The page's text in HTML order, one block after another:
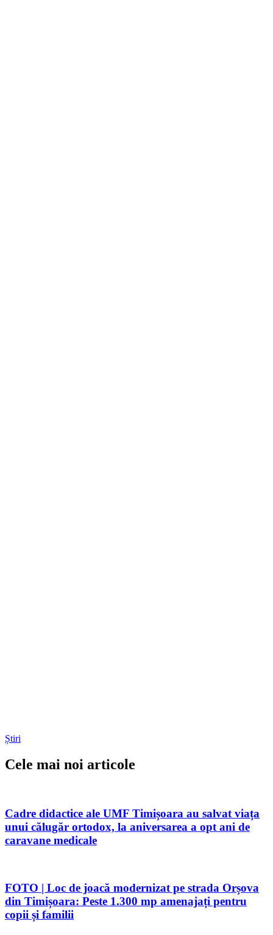
Știri
Cele mai noi articole
Cadre didactice ale UMF Timișoara au salvat viața
unui călugăr ortodox, la aniversarea a opt ani de
caravane medicale
FOTO | Loc de joacă modernizat pe strada Orșova
din Timișoara: Peste 1.300 mp amenajați pentru
copii și familii